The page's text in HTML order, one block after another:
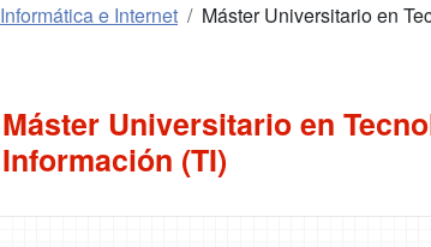
Informática e Internet Máster Universitario en
Máster Universitario en
Información (TI)